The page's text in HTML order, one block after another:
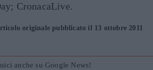
CronacaLive.
originale pubblicato il 13 ottobre 2011
anche su Google News!